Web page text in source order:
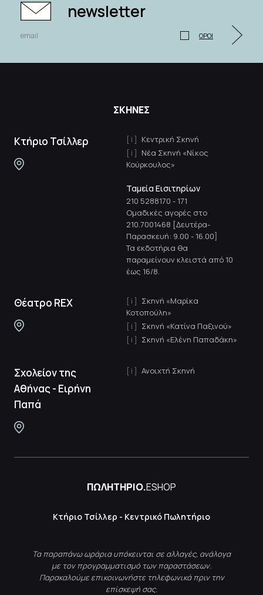
newsletter
ΟΡΟΙ
ΣΚΗΝΕΣ
Κτήριο Τσίλλερ
Κεντρική Σκηνή
Νέα Σκηνή «Νίκος
Κούρκουλος»
Ταμεία Εισιτηρίων
210 5288170 - 171
Ομαδικές αγορές στο
210.7001468 [Δευτέρα-
Παρασκευή: 9.00 - 16.00]
Τα εκδοτήρια θα
παραμείνουν κλειστά από 10
έως 16/8.
Θέατρο REX
Σκηνή «Μαρίκα
Κοτοπούλη»
Σκηνή «Κατίνα Παξινού»
Σκηνή «Ελένη Παπαδάκη»
Σχολείον της
Αθήνας - Ειρήνη
Παπά
Ανοιχτή Σκηνή
ΠΩΛΗΤΗΡΙΟ.ESHOP
Κτήριο Τσίλλερ - Κεντρικό Πωλητήριο
Τα παραπάνω ωράρια υπόκεινται σε αλλαγές, ανάλογα
με τον προγραμματισμό των παραστάσεων.
Παρακαλούμε επικοινωνήστε τηλεφωνικά πριν την
επίσκεψή σας.